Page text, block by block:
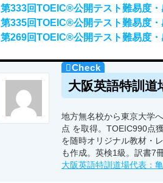
第333回TOEIC®公開テスト難易度・
第335回TOEIC®公開テスト難易度・
第269回TOEIC®公開テスト難易度・
大阪英語特訓道
地方無名校から東京大学
点 を取得。TOEIC990点
を随時オリジナル教材・
も作成。英検1級。訳書7冊
大阪英語特訓道場代表：